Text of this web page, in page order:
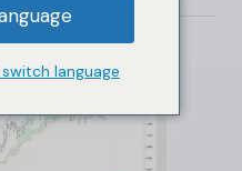
language